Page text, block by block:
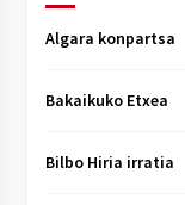
Algara konpartsa
Bakaikuko Etxea
Bilbo Hiria irratia